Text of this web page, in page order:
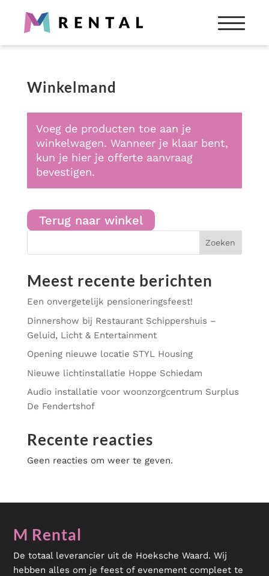
Snel iets nodig? Wij verhuren alles wat je nodig hebt
voor jouw feest of evenement.
Producten
Alle verhuurartikelen bekijken
Diensten voor evenementen
entertainment voor jouw evenement?
M-Rental heeft totaalpakketten voor evenementen. Van
Winkelmand
Voeg de producten toe aan je
winkelwagen. Wanneer je klaar bent,
kun je hier je offerte aanvraag
bevestigen.
Terug naar winkel
Zoeken
Meest recente berichten
Een onvergetelijk pensioneringsfeest!
Dinnershow bij Restaurant Schippershuis –
Geluid, Licht & Entertainment
Opening nieuwe locatie STYL Housing
Nieuwe lichtinstallatie Hoppe Schiedam
Audio installatie voor woonzorgcentrum Surplus
De Fendertshof
Recente reacties
Geen reacties om weer te geven.
M Rental
De totaal leverancier uit de Hoeksche Waard. Wij
hebben alles om je feest of evenement compleet te